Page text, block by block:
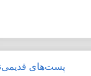
پست‌های